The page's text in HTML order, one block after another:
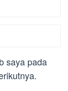
saya pada